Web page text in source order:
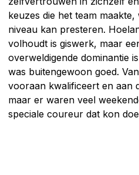
keuzes die het team
niveau kan presteren.
volhoudt is giswerk, maar
overweldigende dominantie
was buitengewoon goed.
vooraan kwalificeert en aan
maar er waren veel
speciale coureur dat kon